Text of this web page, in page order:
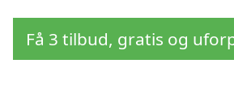
Få 3 tilbud, gratis og